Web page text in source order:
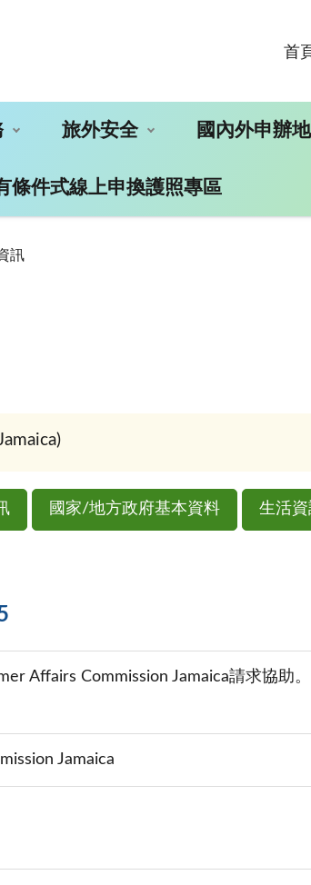
首
旅外安全 國內外申辦
條件式線上申換護照專區
訊
國家/地方政府基本資料 生活
Affairs Commission Jamaica請求協助。
Jamaica